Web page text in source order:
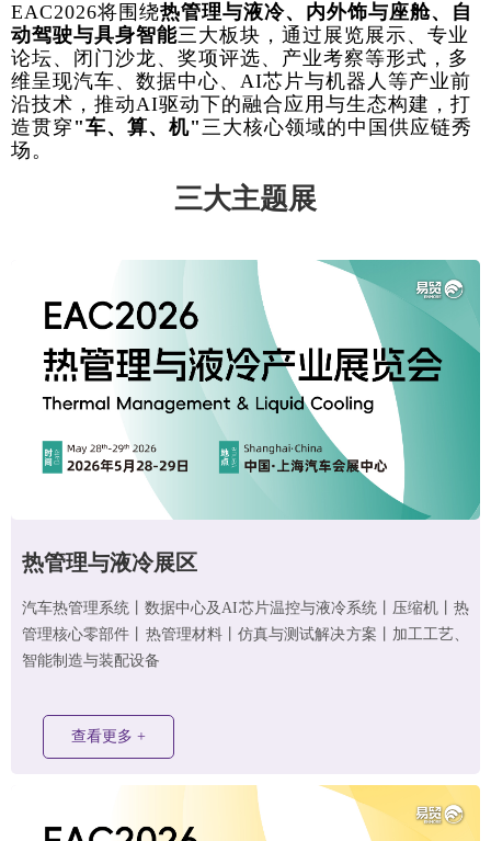
三大主题展
热管理与液冷展区
汽车热管理系统丨数据中心及AI芯片温控与液冷系统丨压缩机丨热
管理核心零部件丨热管理材料丨仿真与测试解决方案丨加工工艺、
智能制造与装配设备
查看更多 +
EAC2026将围绕热管理与液冷、内外饰与座舱、自
动驾驶与具身智能三大板块，通过展览展示、专业
论坛、闭门沙龙、奖项评选、产业考察等形式，多
维呈现汽车、数据中心、AI芯片与机器人等产业前
沿技术，推动AI驱动下的融合应用与生态构建，打
造贯穿 "车、算、机"三大核心领域的中国供应链秀
场。